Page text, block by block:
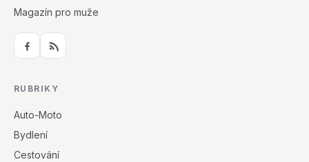
Magazín pro muže
RUBRIKY
Auto-Moto
Bydlení
Cestování